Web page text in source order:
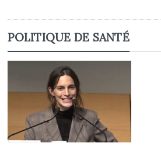
POLITIQUE DE SANTÉ